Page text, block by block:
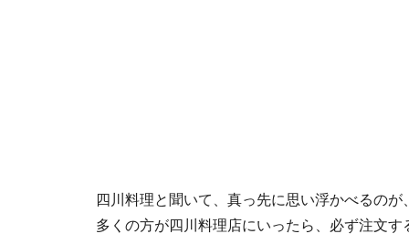
四川料理と聞いて、真っ先に思い浮かべるの
多くの方が四川料理店にいったら、必ず注文